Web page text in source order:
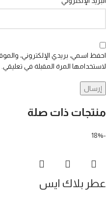
احفظ اسمي، بريدي الإلكتروني،
لاستخدامها المرة المقبلة في تعليقي.
منتجات ذات صلة
-18%
عطر بلاك ايس